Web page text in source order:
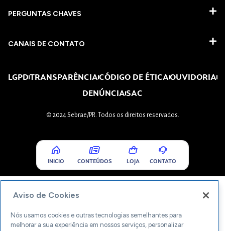
PERGUNTAS CHAVES​
CANAIS DE CONTATO
LGPDTRANSPARÊNCIACÓDIGO DE ÉTICAOUVIDORIA
DENÚNCIASAC
© 2024 Sebrae/PR. Todos os direitos reservados.
INICIO CONTEÚDOS LOJA CONTATO
Aviso de Cookies
Nós usamos cookies e outras tecnologias semelhantes para
melhorar a sua experiência em nossos serviços, personalizar